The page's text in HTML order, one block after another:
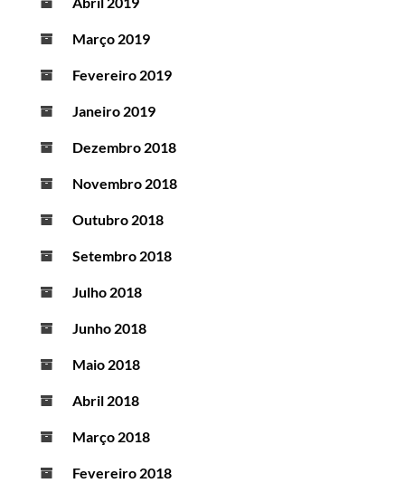
Março 2019
Fevereiro 2019
Janeiro 2019
Dezembro 2018
Novembro 2018
Outubro 2018
Setembro 2018
Julho 2018
Junho 2018
Maio 2018
Abril 2018
Março 2018
Fevereiro 2018